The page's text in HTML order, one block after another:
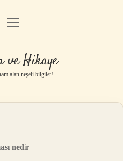
Anasayfa
Uyarı
menüyü
ve Hikaye
alan neşeli bilgiler!
nedir